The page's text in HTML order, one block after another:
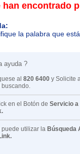
han encontrado
la palabra que
ayuda ?
al 820 6400y Solicite
buscando.
en el Botón de Servicio a
puede utilizar la Búsqueda